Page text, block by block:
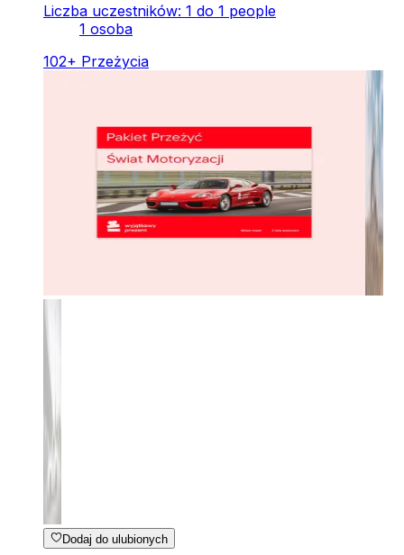
Liczba uczestników: 1 do 1 people
1 osoba
102+ Przeżycia
Dodaj do ulubionych